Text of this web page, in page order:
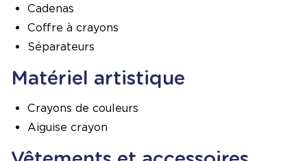
Cadenas
Coffre à crayons
Séparateurs
Matériel artistique
Crayons de couleurs
Aiguise crayon